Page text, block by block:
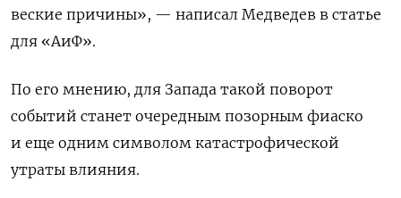
веские причины», — написал Медведев в статье
для «АиФ».
По его мнению, для Запада такой поворот
событий станет очередным позорным фиаско
и еще одним символом катастрофической
утраты влияния.